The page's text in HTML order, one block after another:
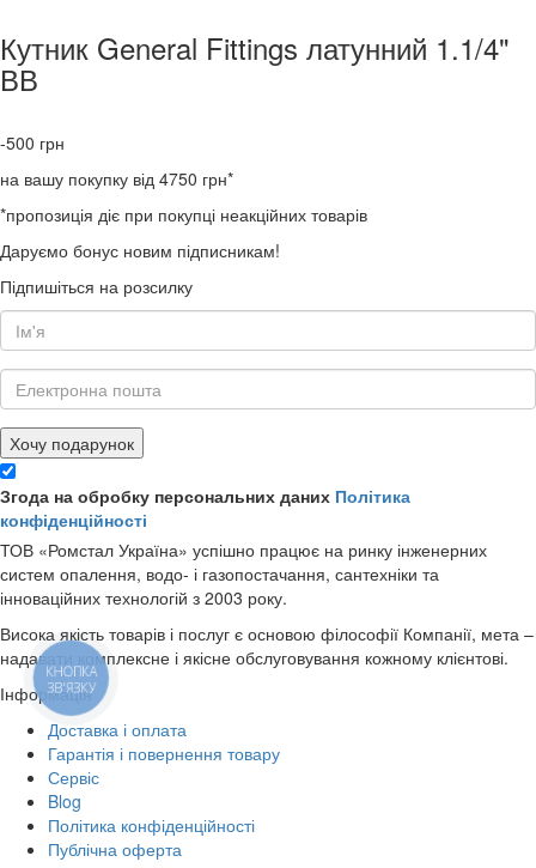
Кутник General Fittings латунний 1.1/4"
ВВ
-500 грн
на вашу покупку від 4750 грн*
*пропозиція діє при покупці неакційних товарів
Даруємо бонус новим підписникам!
Підпишіться на розсилку
Хочу подарунок
Згода на обробку персональних даних Політика
конфіденційності
ТОВ «Ромстал Україна» успішно працює на ринку інженерних
систем опалення, водо- і газопостачання, сантехніки та
інноваційних технологій з 2003 року.
Висока якість товарів і послуг є основою філософії Компанії, мета –
надавати комплексне і якісне обслуговування кожному клієнтові.
Інформація
Доставка і оплата
Гарантія і повернення товару
Сервіс
Blog
Політика конфіденційності
Публічна оферта
КНОПКА
ЗВ'ЯЗКУ